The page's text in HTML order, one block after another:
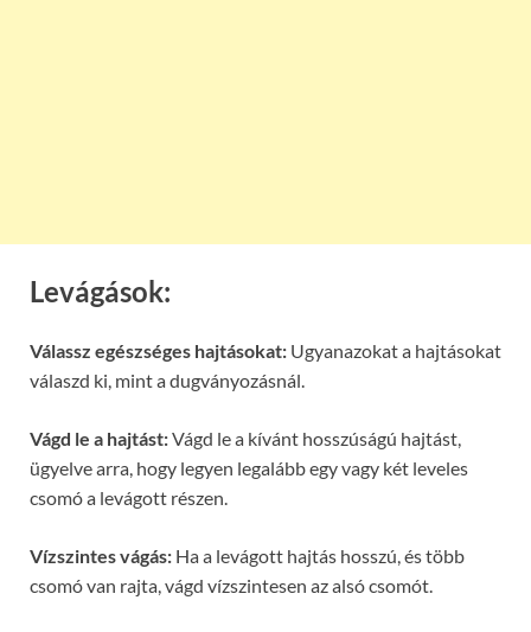
Levágások:
Válassz egészséges hajtásokat: Ugyanazokat a hajtásokat
válaszd ki, mint a dugványozásnál.
Vágd le a hajtást:Vágd le a kívánt hosszúságú hajtást,
ügyelve arra, hogy legyen legalább egy vagy két leveles
csomó a levágott részen.
Vízszintes vágás: Ha a levágott hajtás hosszú, és több
csomó van rajta, vágd vízszintesen az alsó csomót.